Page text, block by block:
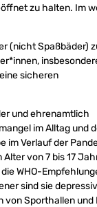
zu halten. Im
(nicht Spaßbäder)
sicheren
und ehrenamtlich
im Alltag und
im Verlauf der
von 7 bis 17
WHO-
sind sie
Sporthallen und